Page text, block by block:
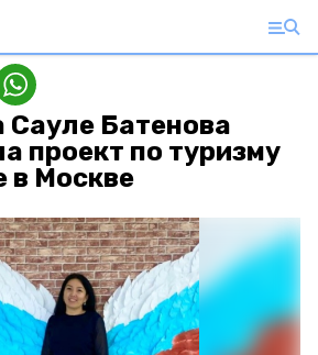
Сауле Батенова
проект по туризму
в Москве